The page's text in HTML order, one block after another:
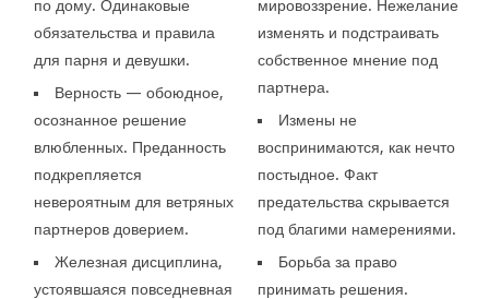
по дому. Одинаковые
обязательства и правила
для парня и девушки.
Верность — обоюдное,
осознанное решение
влюбленных. Преданность
подкрепляется
невероятным для ветряных
партнеров доверием.
Железная дисциплина,
устоявшаяся повседневная
мировоззрение. Нежелание
изменять и подстраивать
собственное мнение под
партнера.
Измены не
воспринимаются, как нечто
постыдное. Факт
предательства скрывается
под благими намерениями.
Борьба за право
принимать решения.